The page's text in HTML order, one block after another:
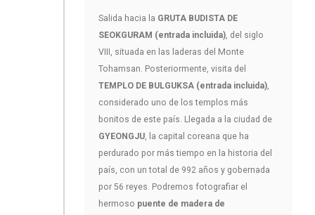
Salida hacia la GRUTA BUDISTA DE
SEOKGURAM (entrada incluida), del siglo
VIII, situada en las laderas del Monte
Tohamsan. Posteriormente, visita del
TEMPLO DE BULGUKSA (entrada incluida),
considerado uno de los templos más
bonitos de este país. Llegada a la ciudad de
GYEONGJU, la capital coreana que ha
perdurado por más tiempo en la historia del
país, con un total de 992 años y gobernada
por 56 reyes. Podremos fotografiar el
hermoso puente de madera de